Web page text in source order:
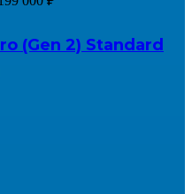
T2
(Gen 2) Standard